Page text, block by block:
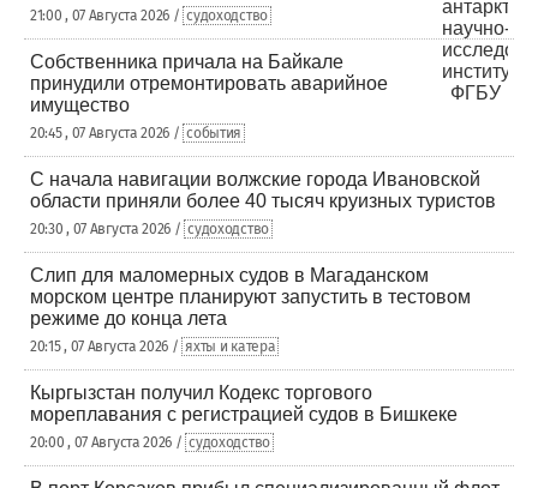
21:00 , 07 Августа 2026 / судоходство
Собственника причала на Байкале
принудили отремонтировать аварийное
имущество
20:45 , 07 Августа 2026 / события
С начала навигации волжские города Ивановской
области приняли более 40 тысяч круизных туристов
20:30 , 07 Августа 2026 / судоходство
Слип для маломерных судов в Магаданском
морском центре планируют запустить в тестовом
режиме до конца лета
20:15 , 07 Августа 2026 / яхты и катера
Кыргызстан получил Кодекс торгового
мореплавания с регистрацией судов в Бишкеке
20:00 , 07 Августа 2026 / судоходство